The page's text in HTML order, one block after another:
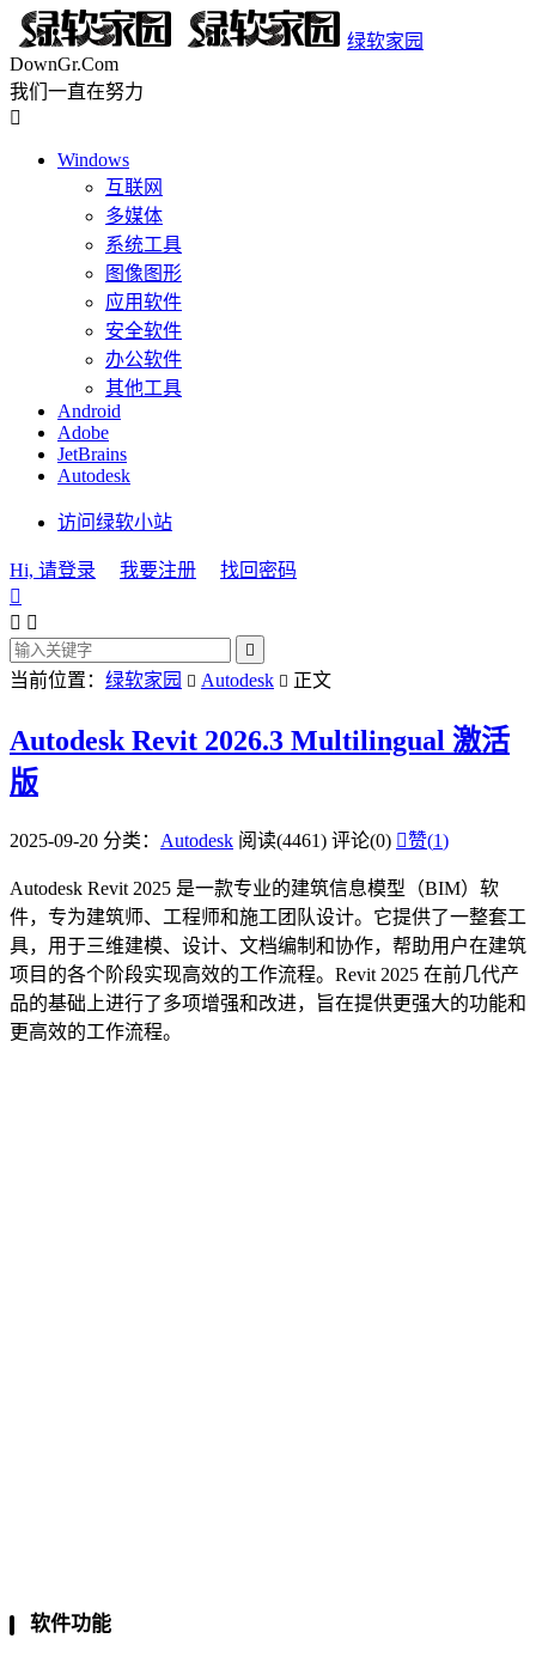
绿软家园
DownGr.Com
我们一直在努力

Windows
互联网
多媒体
系统工具
图像图形
应用软件
安全软件
办公软件
其他工具
Android
Adobe
JetBrains
Autodesk
访问绿软小站
Hi, 请登录 我要注册
找回密码

 

当前位置： 绿软家园  Autodesk  正文
Autodesk Revit 2026.3 Multilingual 激活
版
2025-09-20 分类： Autodesk 阅读(4461) 评论(0) 赞(1)
Autodesk Revit 2025 是一款专业的建筑信息模型（BIM）软
件，专为建筑师、工程师和施工团队设计。它提供了一整套工
具，用于三维建模、设计、文档编制和协作，帮助用户在建筑
项目的各个阶段实现高效的工作流程。Revit 2025 在前几代产
品的基础上进行了多项增强和改进，旨在提供更强大的功能和
更高效的工作流程。
软件功能